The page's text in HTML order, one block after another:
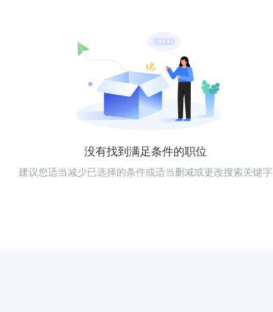
没有找到满足条件的职位
建议您适当减少已选择的条件或适当删减或更改搜索关键字